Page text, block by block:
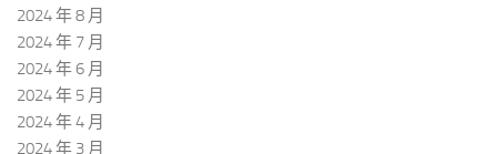
2024 年 8 月
2024 年 7 月
2024 年 6 月
2024 年 5 月
2024 年 4 月
2024 年 3 月